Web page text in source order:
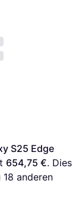
S25 Edge
654,75 €. Dies
18 anderen